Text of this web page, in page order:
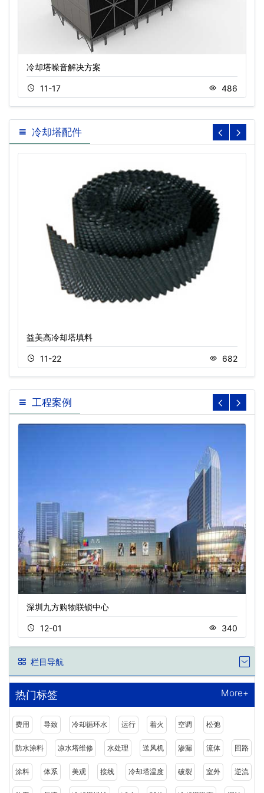
冷却塔噪音解决方案
11-17 486
冷却塔配件
益美高冷却塔填料
11-22 682
工程案例
深圳九方购物联锁中心
12-01 340
栏目导航
热门标签 More+
费用 导致 冷却循环水 运行 着火 空调 松弛
防水涂料 凉水塔维修 水处理 送风机 渗漏 流体 回路
涂料 体系 美观 接线 冷却塔温度 破裂 室外 逆流